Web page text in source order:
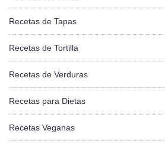
Recetas de Tapas
Recetas de Tortilla
Recetas de Verduras
Recetas para Dietas
Recetas Veganas